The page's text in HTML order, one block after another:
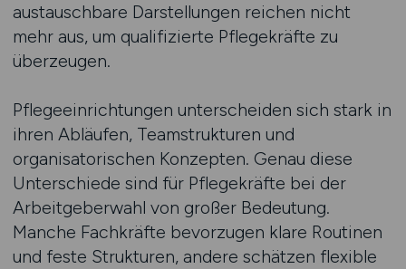
austauschbare Darstellungen reichen nicht
mehr aus, um qualifizierte Pflegekräfte zu
überzeugen.
Pflegeeinrichtungen unterscheiden sich stark in
ihren Abläufen, Teamstrukturen und
organisatorischen Konzepten. Genau diese
Unterschiede sind für Pflegekräfte bei der
Arbeitgeberwahl von großer Bedeutung.
Manche Fachkräfte bevorzugen klare Routinen
und feste Strukturen, andere schätzen flexible